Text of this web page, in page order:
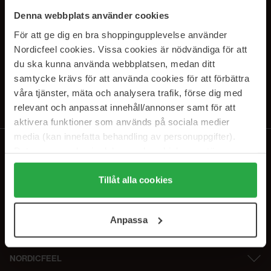
Denna webbplats använder cookies
För att ge dig en bra shoppingupplevelse använder
Nordicfeel cookies. Vissa cookies är nödvändiga för att
du ska kunna använda webbplatsen, medan ditt
samtycke krävs för att använda cookies för att förbättra
våra tjänster, mäta och analysera trafik, förse dig med
relevant och anpassat innehåll/annonser samt för att
aktivera funktioner som används på sociala medier
media (kan innefatta behandling av personuppgifter).
Genom att trycka på "Tillåt alla cookies" accepterar du
alla cookies, medan du under "Detaljer" kan anpassa
användningen av cookies. Du kan när som helst återkalla
samt vår Integritetspolicy.
Tillåt alla cookies
Anpassa
SUBSCRIBE TO OUR
NEWSLETTER
E-postadresse
Ved å abonnere godtar du vårpersonvernerklæring. Du kan melde deg
NORDICFEEL